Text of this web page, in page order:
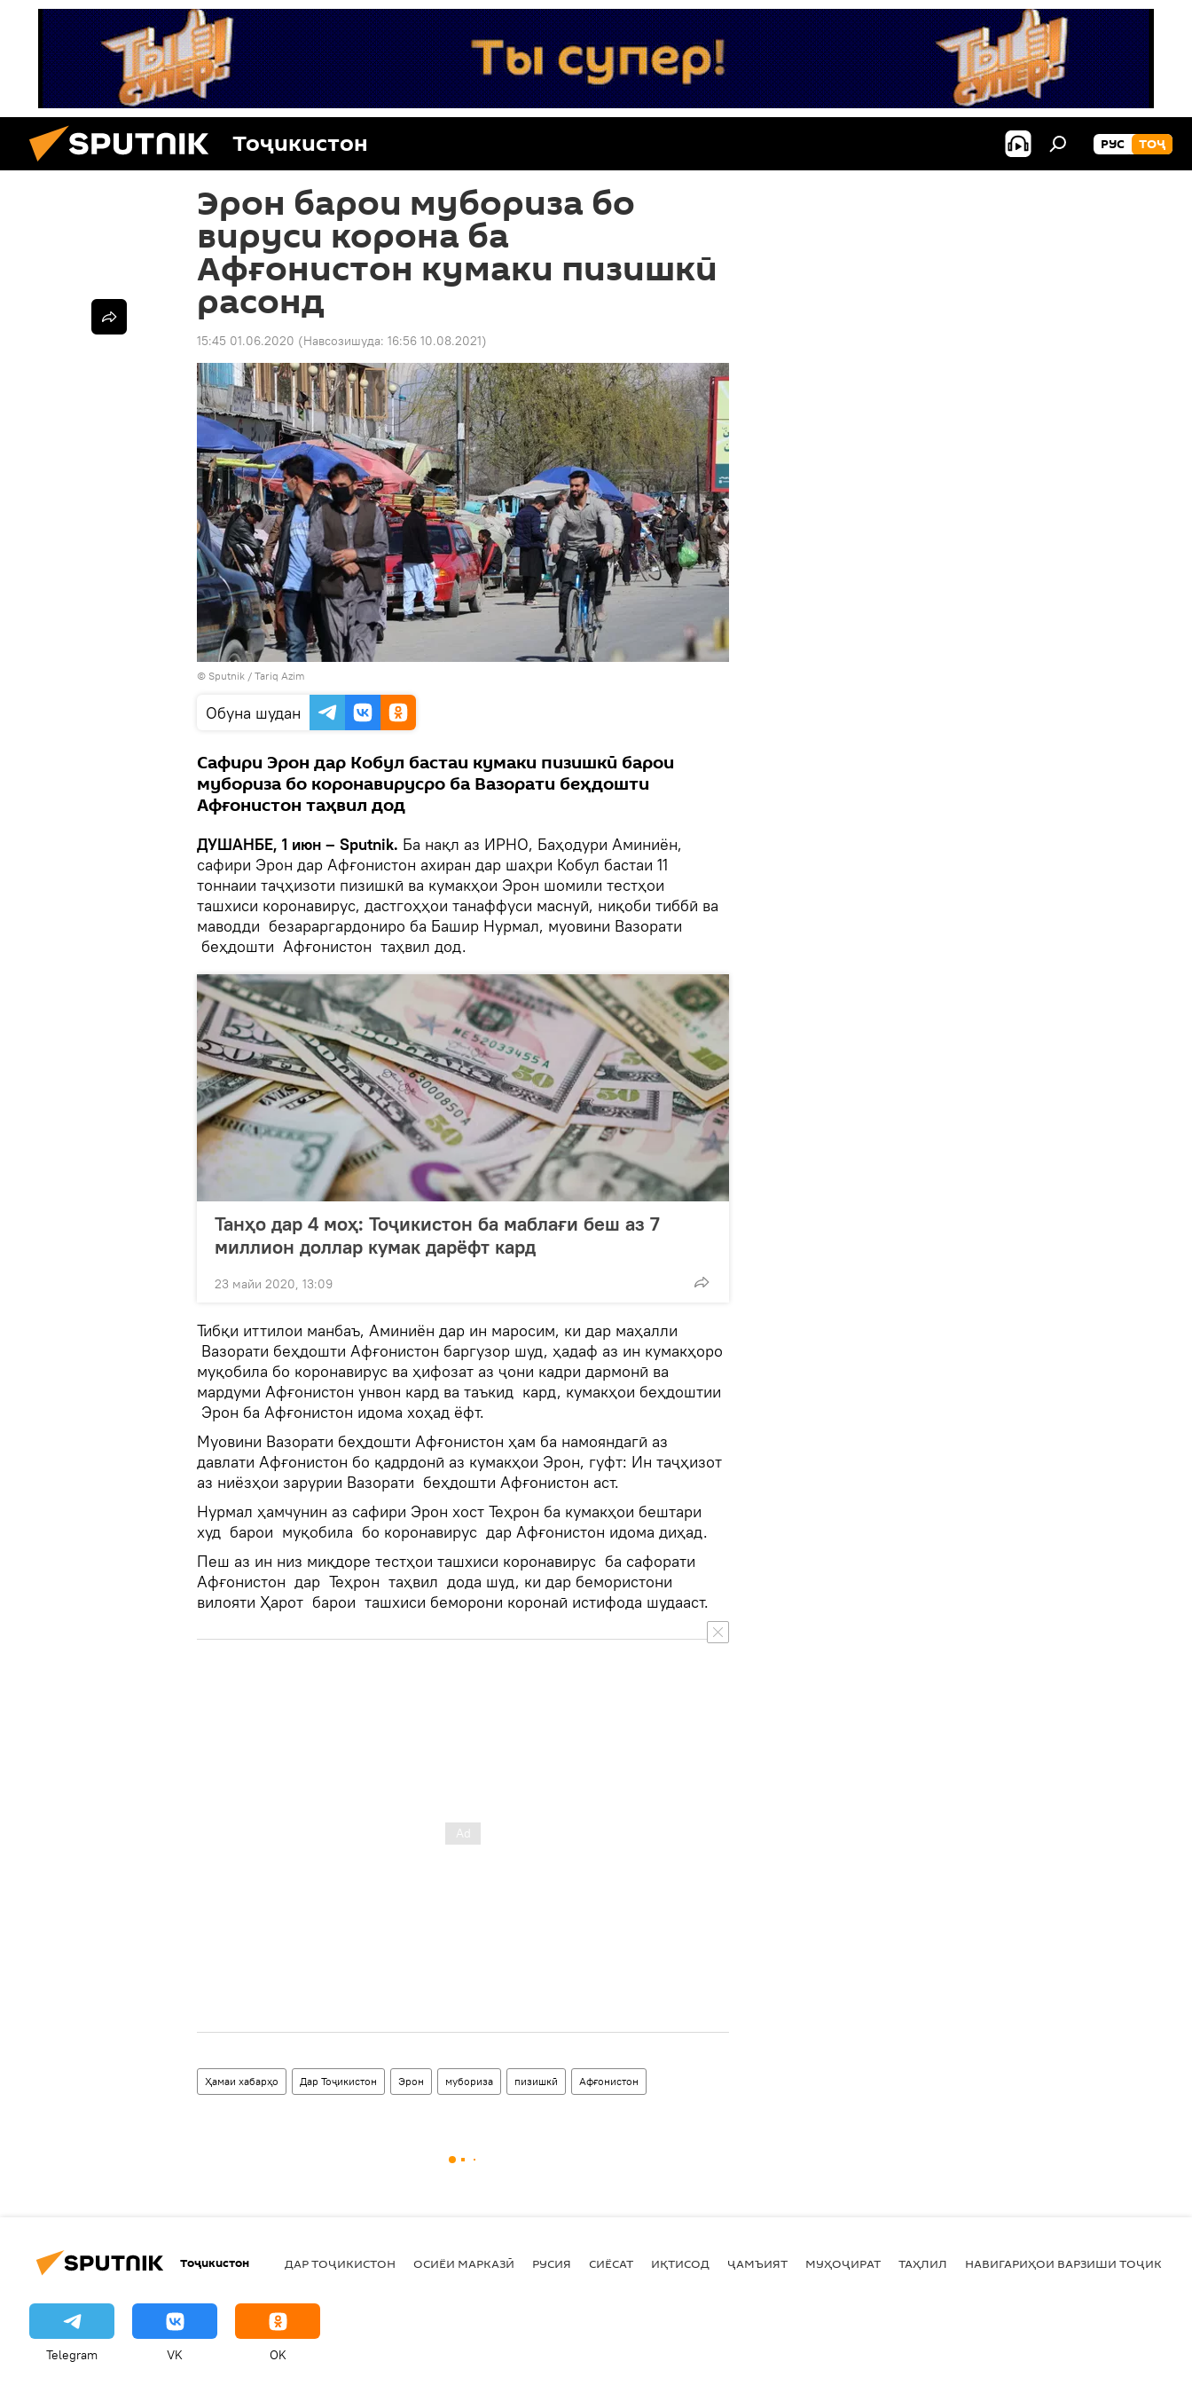
Тоҷикистон РУС ТОҶ
Эрон барои мубориза бо
вируси корона ба
Афғонистон кумаки пизишкӣ
расонд
15:45 01.06.2020 (Навсозишуда: 16:56 10.08.2021)
© Sputnik / Tariq Azim
Обуна шудан
Сафири Эрон дар Кобул бастаи кумаки пизишкӣ барои
мубориза бо коронавирусро ба Вазорати беҳдошти
Афғонистон таҳвил дод
ДУШАНБЕ, 1 июн – Sputnik. Ба нақл аз ИРНО, Баҳодури Аминиён,
сафири Эрон дар Афғонистон ахиран дар шаҳри Кобул бастаи 11
тоннаии таҷҳизоти пизишкӣ ва кумакҳои Эрон шомили тестҳои
ташхиси коронавирус, дастгоҳҳои танаффуси маснуӣ, ниқоби тиббӣ ва
маводди безараргардониро ба Башир Нурмал, муовини Вазорати
беҳдошти Афғонистон таҳвил дод.
Танҳо дар 4 моҳ: Тоҷикистон ба маблағи беш аз 7
миллион доллар кумак дарёфт кард
23 майи 2020, 13:09
Тибқи иттилои манбаъ, Аминиён дар ин маросим, ки дар маҳалли
Вазорати беҳдошти Афғонистон баргузор шуд, ҳадаф аз ин кумакҳоро
муқобила бо коронавирус ва ҳифозат аз ҷони кадри дармонӣ ва
мардуми Афғонистон унвон кард ва таъкид кард, кумакҳои беҳдоштии
Эрон ба Афғонистон идома хоҳад ёфт.
Муовини Вазорати беҳдошти Афғонистон ҳам ба намояндагӣ аз
давлати Афғонистон бо қадрдонӣ аз кумакҳои Эрон, гуфт: Ин таҷҳизот
аз ниёзҳои зарурии Вазорати беҳдошти Афғонистон аст.
Нурмал ҳамчунин аз сафири Эрон хост Теҳрон ба кумакҳои бештари
худ барои муқобила бо коронавирус дар Афғонистон идома диҳад.
Пеш аз ин низ миқдоре тестҳои ташхиси коронавирус ба сафорати
Афғонистон дар Теҳрон таҳвил дода шуд, ки дар бемористони
вилояти Ҳарот барои ташхиси беморони коронаӣ истифода шудааст.
Ҳамаи хабарҳо Дар Тоҷикистон Эрон мубориза пизишкӣ Афғонистон
Тоҷикистон ДАР ТОҶИКИСТОН ОСИЁИ МАРКАЗӢ РУСИЯ СИЁСАТ ИҚТИСОД ҶАМЪИЯТ МУҲОҶИРАТ ТАҲЛИЛ НАВИГАРИҲОИ ВАРЗИШИ
Telegram VK OK